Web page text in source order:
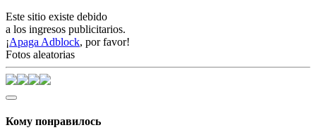
Este sitio existe debido
a los ingresos publicitarios.
¡Apaga Adblock, por favor!
Fotos aleatorias
Кому понравилось